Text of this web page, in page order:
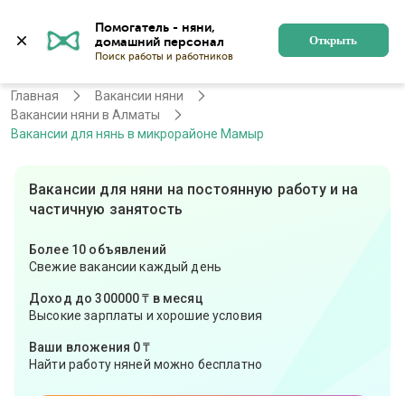
Помогатель - няни,
Поиск работы и работников
Открыть
Алматы Регистрация
Главная
Вакансии няни
Вакансии няни в Алматы
Вакансии для нянь в микрорайоне Мамыр
Вакансии для няни на постоянную работу и на
частичную занятость
Более 10 объявлений
Свежие вакансии каждый день
Доход до 300000 ₸ в месяц
Высокие зарплаты и хорошие условия
Ваши вложения 0 ₸
Найти работу няней можно бесплатно